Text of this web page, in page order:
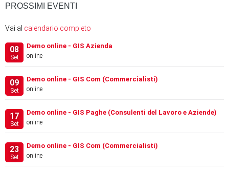
PROSSIMI EVENTI
Vai al calendario completo
08
Set
Demo online - GIS Azienda
online
09
Set
Demo online - GIS Com (Commercialisti)
online
17
Set
Demo online - GIS Paghe (Consulenti del Lavoro e Aziende)
online
23
Set
Demo online - GIS Com (Commercialisti)
online